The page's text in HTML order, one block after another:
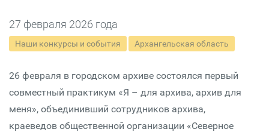
27 февраля 2026 года
Наши конкурсы и события Архангельская область
26 февраля в городском архиве состоялся первый
совместный практикум «Я – для архива, архив для
меня», объединивший сотрудников архива,
краеведов общественной организации «Северное